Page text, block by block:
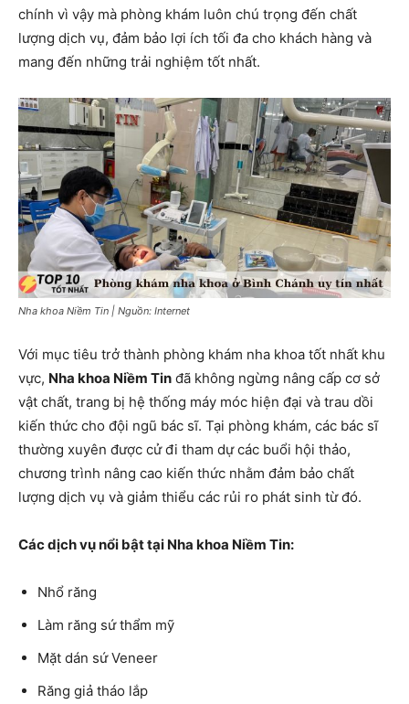
chính vì vậy mà phòng khám luôn chú trọng đến chất
lượng dịch vụ, đảm bảo lợi ích tối đa cho khách hàng và
mang đến những trải nghiệm tốt nhất.
Nha khoa Niềm Tin | Nguồn: Internet
Với mục tiêu trở thành phòng khám nha khoa tốt nhất khu
vực, Nha khoa Niềm Tin đã không ngừng nâng cấp cơ sở
vật chất, trang bị hệ thống máy móc hiện đại và trau dồi
kiến ​​thức cho đội ngũ bác sĩ. Tại phòng khám, các bác sĩ
thường xuyên được cử đi tham dự các buổi hội thảo,
chương trình nâng cao kiến ​​thức nhằm đảm bảo chất
lượng dịch vụ và giảm thiểu các rủi ro phát sinh từ đó.
Các dịch vụ nổi bật tại Nha khoa Niềm Tin:
Nhổ răng
Làm răng sứ thẩm mỹ
Mặt dán sứ Veneer
Răng giả tháo lắp